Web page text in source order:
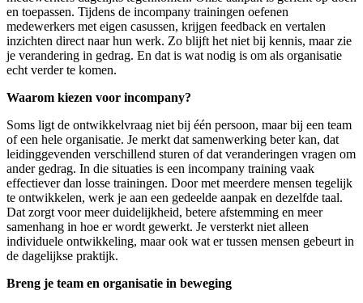
en toepassen. Tijdens de incompany trainingen oefenen
medewerkers met eigen casussen, krijgen feedback en vertalen
inzichten direct naar hun werk. Zo blijft het niet bij kennis, maar zie
je verandering in gedrag. En dat is wat nodig is om als organisatie
echt verder te komen.
Waarom kiezen voor incompany?
Soms ligt de ontwikkelvraag niet bij één persoon, maar bij een team
of een hele organisatie. Je merkt dat samenwerking beter kan, dat
leidinggevenden verschillend sturen of dat veranderingen vragen om
ander gedrag. In die situaties is een incompany training vaak
effectiever dan losse trainingen. Door met meerdere mensen tegelijk
te ontwikkelen, werk je aan een gedeelde aanpak en dezelfde taal.
Dat zorgt voor meer duidelijkheid, betere afstemming en meer
samenhang in hoe er wordt gewerkt. Je versterkt niet alleen
individuele ontwikkeling, maar ook wat er tussen mensen gebeurt in
de dagelijkse praktijk.
Breng je team en organisatie in beweging